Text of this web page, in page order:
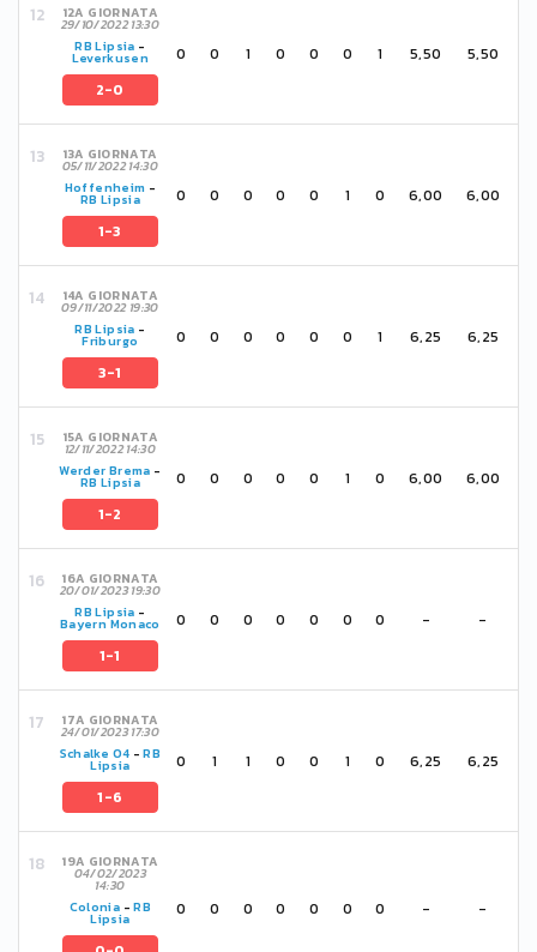
12A GIORNATA
29/10/2022 13:30
RB Lipsia -
Leverkusen
2-0
0 0 1 0 0 0 1 5,50 5,50
13A GIORNATA
05/11/2022 14:30
Hoffenheim -
RB Lipsia
1-3
0 0 0 0 0 1 0 6,00 6,00
14A GIORNATA
09/11/2022 19:30
RB Lipsia -
Friburgo
3-1
0 0 0 0 0 0 1 6,25 6,25
15A GIORNATA
12/11/2022 14:30
Werder Brema -
RB Lipsia
1-2
0 0 0 0 0 1 0 6,00 6,00
16A GIORNATA
20/01/2023 19:30
RB Lipsia -
Bayern Monaco
1-1
0 0 0 0 0 0 0 - -
17A GIORNATA
24/01/2023 17:30
Schalke 04 -RB
Lipsia
1-6
0 1 1 0 0 1 0 6,25 6,25
19A GIORNATA
04/02/2023
14:30
Colonia -RB
Lipsia 0 0 0 0 0 0 0 - -